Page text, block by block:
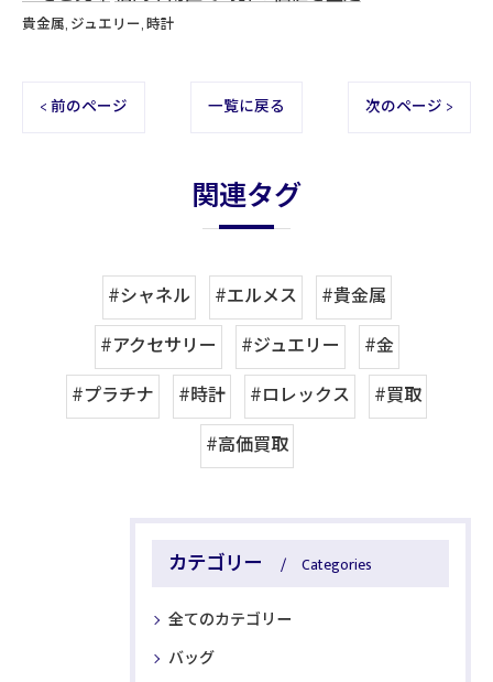
貴金属 ジュエリー 時計
< 前のページ 一覧に戻る 次のページ >
関連タグ
#シャネル #エルメス
#貴金属
#アクセサリー
#ジュエリー
#金
#プラチナ
#時計 #ロレックス
#買取
#高価買取
カテゴリー Categories
全てのカテゴリー
バッグ